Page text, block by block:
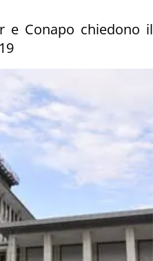
e Conapo chiedono il